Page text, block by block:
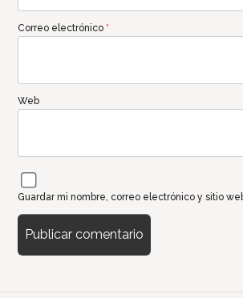
Correo electrónico *
Web
Guardar mi nombre, correo electrónico y sitio